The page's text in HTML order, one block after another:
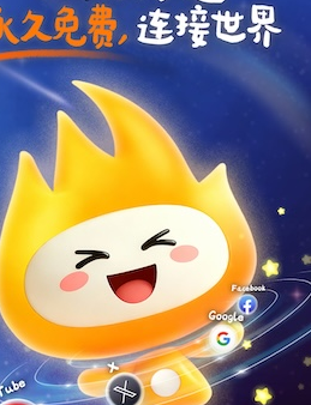
支持[0] 反对[0]
支持[0] 反对[0]
旋风加速器
软件中心
青柠加速器
vp(永久免费)加速器